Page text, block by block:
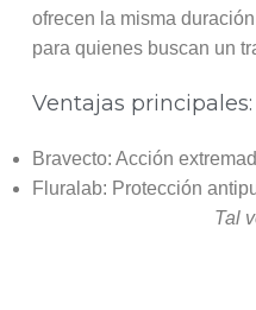
ofrecen la misma
para quienes buscan un
Ventajas principales:
Bravecto: Acción
Fluralab: Protección
Tal